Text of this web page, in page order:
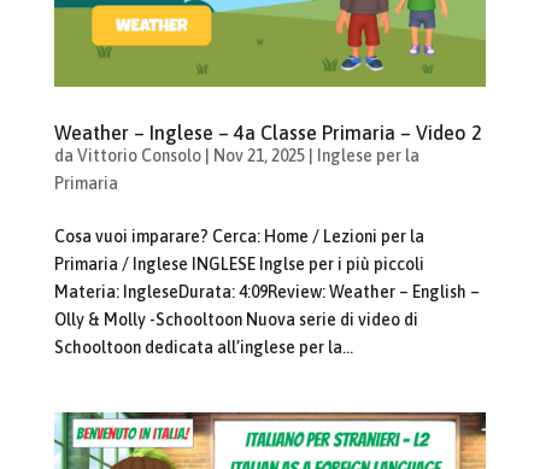
Weather – Inglese – 4a Classe Primaria – Video 2
da Vittorio Consolo| Nov 21, 2025|
Inglese per la
Primaria
Cosa vuoi imparare? Cerca: Home / Lezioni per la
Primaria / Inglese INGLESE Inglse per i più piccoli
Materia: IngleseDurata: 4:09Review: Weather – English –
Olly & Molly -Schooltoon Nuova serie di video di
Schooltoon dedicata all’inglese per la...